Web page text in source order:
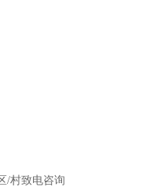
/村致电咨询